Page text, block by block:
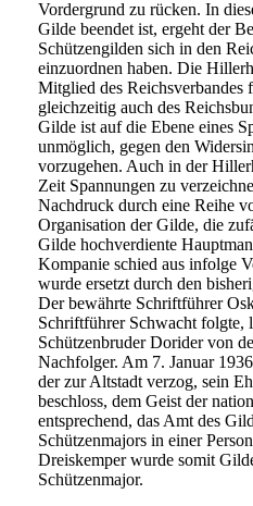
Vordergrund zu rücken. In
Gilde beendet ist, ergeht der
Schützengilden sich in den
einzuordnen haben. Die
Mitglied des
gleichzeitig auch des
Gilde ist auf die Ebene eines
unmöglich, gegen den
vorzugehen. Auch in der
Zeit Spannungen zu
Nachdruck durch eine Reihe
Organisation der Gilde, die
Gilde hochverdiente
Kompanie schied aus infolge
wurde ersetzt durch den
Der bewährte Schriftführer
Schriftführer Schwacht folgte,
Schützenbruder Dorider von
Nachfolger. Am 7. Januar
der zur Altstadt verzog, sein
beschloss, dem Geist der
entsprechend, das Amt des
Schützenmajors in einer
Dreiskemper wurde somit
Schützenmajor.